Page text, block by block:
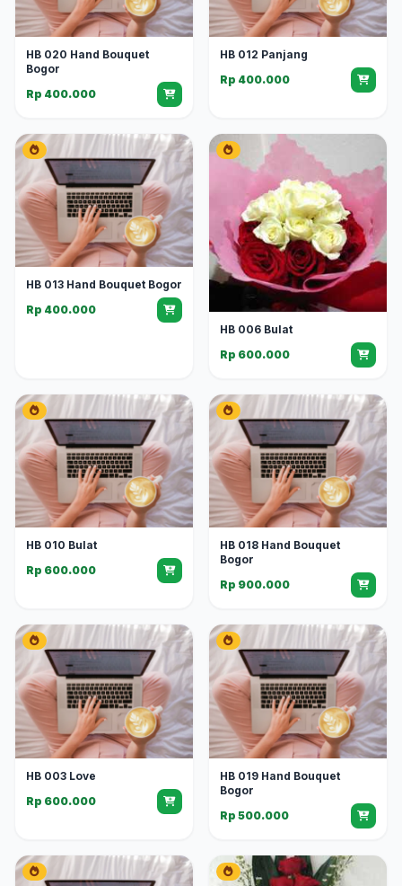
HB 020 Hand Bouquet
Bogor
Rp 400.000
HB 012 Panjang
Rp 400.000
HB 013 Hand Bouquet Bogor
Rp 400.000
HB 006 Bulat
Rp 600.000
HB 010 Bulat
Rp 600.000
HB 018 Hand Bouquet
Bogor
Rp 900.000
HB 003 Love
Rp 600.000
HB 019 Hand Bouquet
Bogor
Rp 500.000